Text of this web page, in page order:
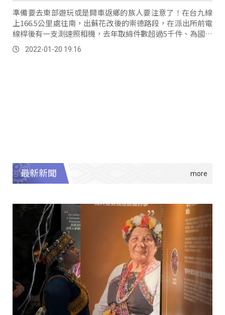
準備要去東部遊玩或是開車返鄉的族人要注意了！在台九線
上166.5公里處往南，出蘇花改後的崇德路段，在派出所前電
線桿後有一支測速照相機，去年取締件數超過5千件、為國庫
進帳5600多萬元，成為在地人口中的...。
2022-01-20 19:16
最新新聞